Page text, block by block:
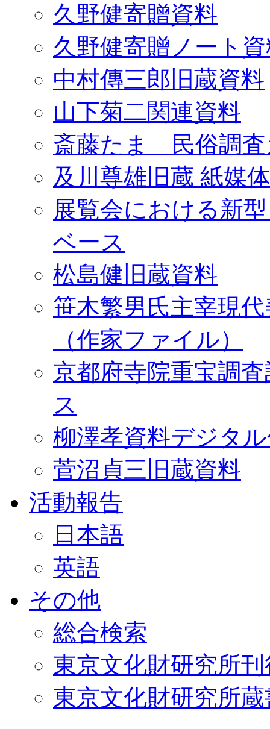
久野健寄贈資料
久野健寄贈ノート
中村傳三郎旧蔵資料
山下菊二関連資料
斎藤たま 民俗調査
及川尊雄旧蔵 紙媒
展覧会における新
ベース
松島健旧蔵資料
笹木繁男氏主宰現
（作家ファイル）
京都府寺院重宝調
ス
柳澤孝資料デジタ
菅沼貞三旧蔵資料
活動報告
日本語
英語
その他
総合検索
東京文化財研究所
東京文化財研究所